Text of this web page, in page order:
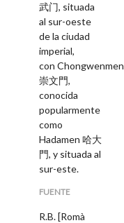
武门, situada
al sur-oeste
de la ciudad
imperial,
con Chongwenmen
崇文門,
conocida
popularmente
como
Hadamen哈大
門, y situada al
sur-este.
FUENTE
R.B. [Romà